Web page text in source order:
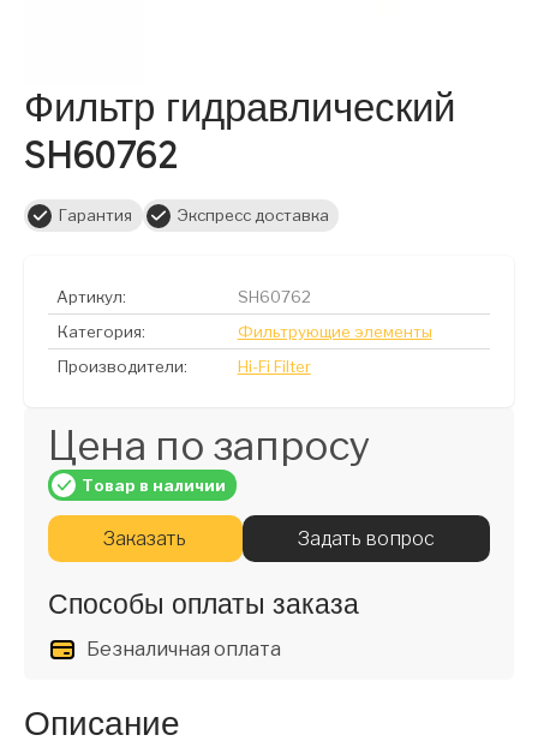
Фильтр гидравлический
SH60762
Гарантия Экспресс доставка
Артикул:
SH60762
Категория:
Фильтрующие элементы
Производители:
Hi-Fi Filter
Цена по запросу
Товар в наличии
Заказать Задать вопрос
Способы оплаты заказа
Безналичная оплата
Описание